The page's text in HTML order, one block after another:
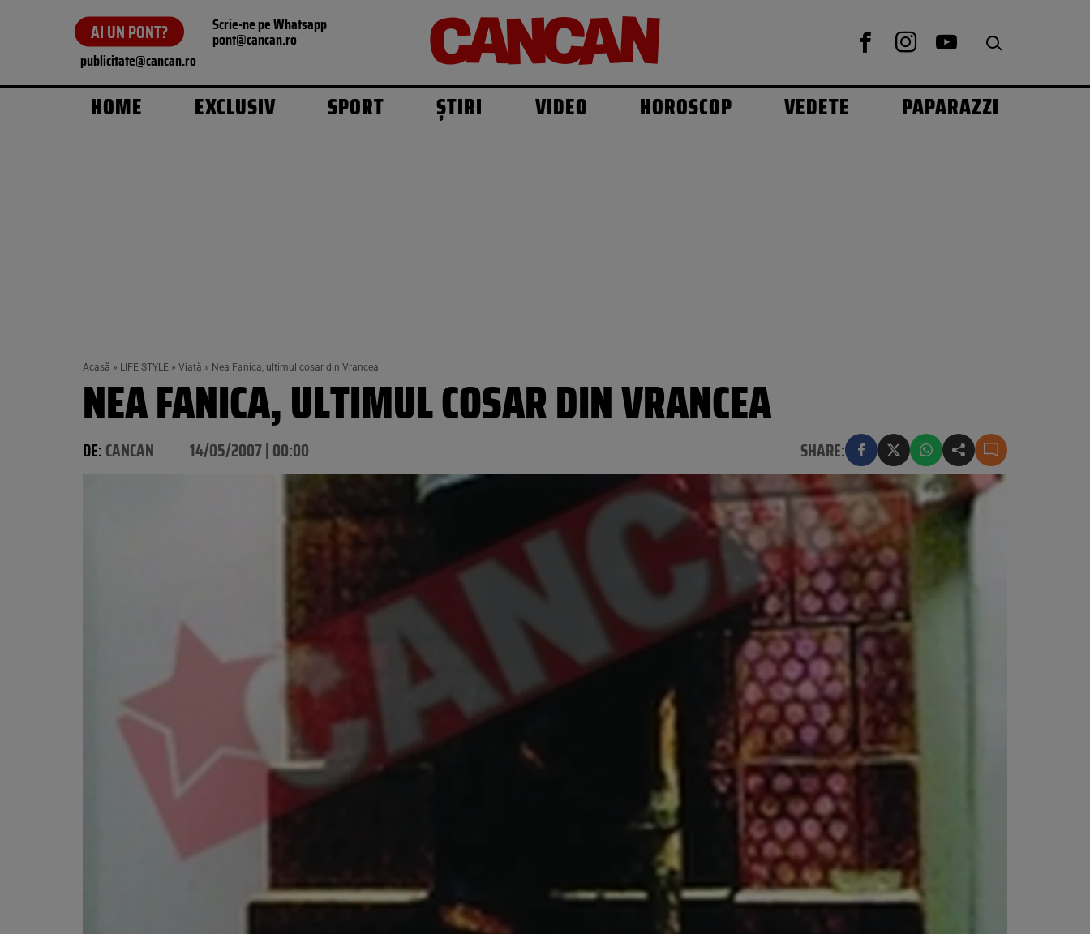
AI UN PONT? Scrie-ne pe Whatsapp
pont@cancan.ro
publicitate@cancan.ro
HOME EXCLUSIV SPORT ȘTIRI VIDEO HOROSCOP VEDETE PAPARAZZI
Acasă » LIFE STYLE » Viață » Nea Fanica, ultimul cosar din Vrancea
NEA FANICA, ULTIMUL COSAR DIN VRANCEA
DE:CANCAN 14/05/2007 | 00:00 SHARE: